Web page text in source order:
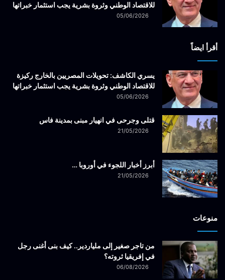
للاقتصاد الوطني وثروة بشرية يجب استثمار خبراتها
05/06/2026
أقرأ ايضاً
يسري الكاشف: تحويلات المصريين بالخارج ركيزة
للاقتصاد الوطني وثروة بشرية يجب استثمار خبراتها
05/06/2026
قتلى وجرحى في انهيار مبنى بمدينة فاس
21/05/2026
أبرز أخبار اللجوء في أوروبا …
21/05/2026
منوعات
من تاجر صغير إلى ملياردير.. كيف بنى أغنى رجل
في إفريقيا ثروته؟
06/08/2026